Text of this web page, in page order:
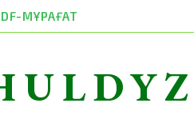
МҰРАҒАТ